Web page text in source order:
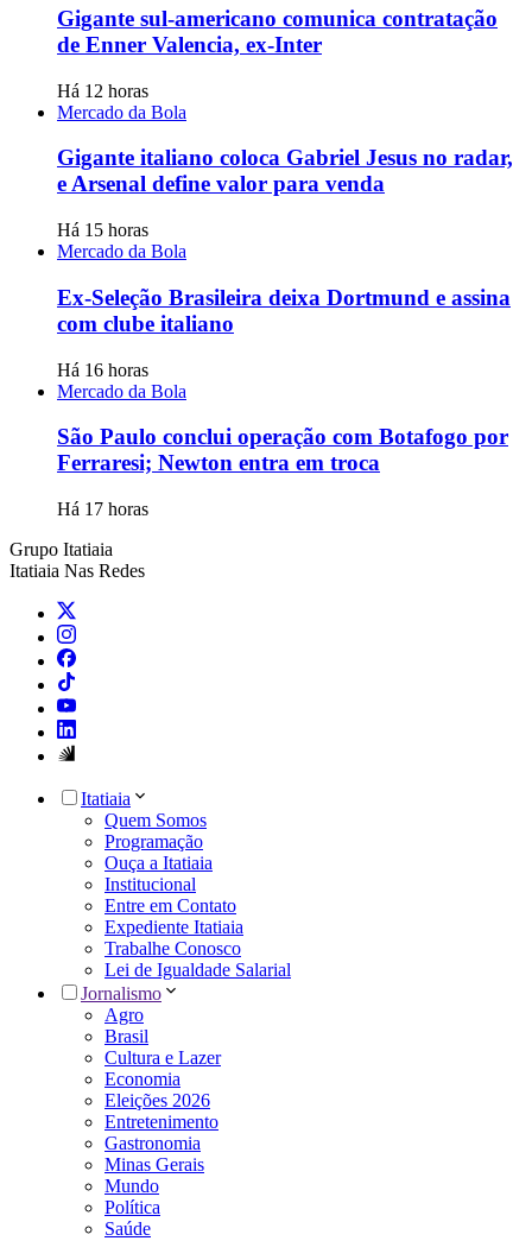
Gigante sul-americano comunica contratação
de Enner Valencia, ex-Inter
Há 12 horas
Mercado da Bola
Gigante italiano coloca Gabriel Jesus no radar,
e Arsenal define valor para venda
Há 15 horas
Mercado da Bola
Ex-Seleção Brasileira deixa Dortmund e assina
com clube italiano
Há 16 horas
Mercado da Bola
São Paulo conclui operação com Botafogo por
Ferraresi; Newton entra em troca
Há 17 horas
Grupo Itatiaia
Itatiaia Nas Redes
Itatiaia
Quem Somos
Programação
Ouça a Itatiaia
Institucional
Entre em Contato
Expediente Itatiaia
Trabalhe Conosco
Lei de Igualdade Salarial
Jornalismo
Agro
Brasil
Cultura e Lazer
Economia
Eleições 2026
Entretenimento
Gastronomia
Minas Gerais
Mundo
Política
Saúde